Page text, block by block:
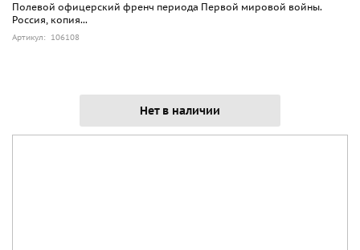
Полевой офицерский френч периода Первой мировой войны.
Россия, копия...
Артикул: 106108
Нет в наличии